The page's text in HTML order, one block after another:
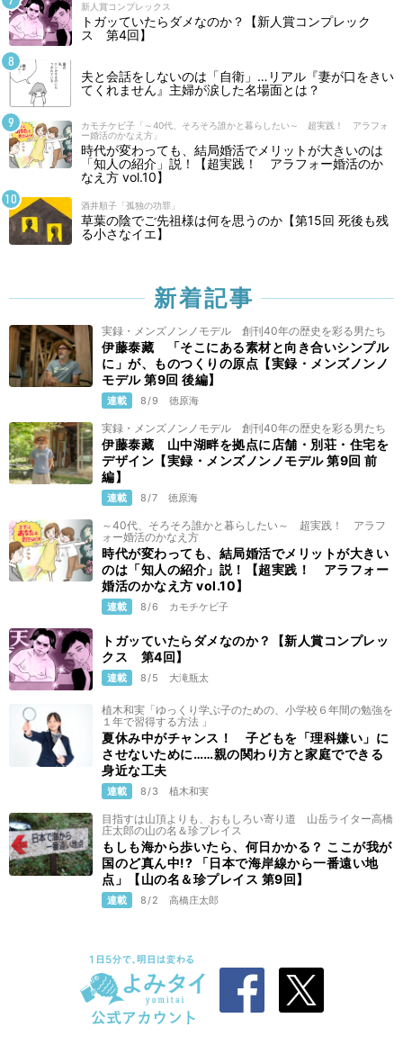
新人賞コンプレックス
トガッていたらダメなのか？【新人賞コンプレック
ス 第4回】
夫と会話をしないのは「自衛」…リアル『妻が口をきい
てくれません』主婦が涙した名場面とは？
カモチケビ子「～40代、そろそろ誰かと暮らしたい～ 超実践！ アラフォ
ー婚活のかなえ方」
時代が変わっても、結局婚活でメリットが大きいのは
「知人の紹介」説！【超実践！ アラフォー婚活のか
なえ方 vol.10】
酒井順子「孤独の功罪」
草葉の陰でご先祖様は何を思うのか【第15回 死後も残
る小さなイエ】
新着記事
実録・メンズノンノモデル 創刊40年の歴史を彩る男たち
伊藤泰藏 「そこにある素材と向き合いシンプル
に」が、ものつくりの原点【実録・メンズノンノ
モデル 第9回 後編】
連載 8/9 徳原海
実録・メンズノンノモデル 創刊40年の歴史を彩る男たち
伊藤泰藏 山中湖畔を拠点に店舗・別荘・住宅を
デザイン【実録・メンズノンノモデル 第9回 前
編】
連載 8/7 徳原海
～40代、そろそろ誰かと暮らしたい～ 超実践！ アラフ
ォー婚活のかなえ方
時代が変わっても、結局婚活でメリットが大きい
のは「知人の紹介」説！【超実践！ アラフォー
婚活のかなえ方 vol.10】
連載 8/6 カモチケビ子
トガッていたらダメなのか？【新人賞コンプレッ
クス 第4回】
連載 8/5 大滝瓶太
植木和実「ゆっくり学ぶ子のための、小学校６年間の勉強を
１年で習得する方法 」
夏休み中がチャンス！ 子どもを「理科嫌い」に
させないために……親の関わり方と家庭でできる
身近な工夫
連載 8/3 植木和実
目指すは山頂よりも、おもしろい寄り道 山岳ライター高橋
庄太郎の山の名＆珍プレイス
もしも海から歩いたら、何日かかる？ ここが我が
国のど真ん中!? 「日本で海岸線から一番遠い地
点」【山の名＆珍プレイス 第9回】
連載 8/2 高橋庄太郎